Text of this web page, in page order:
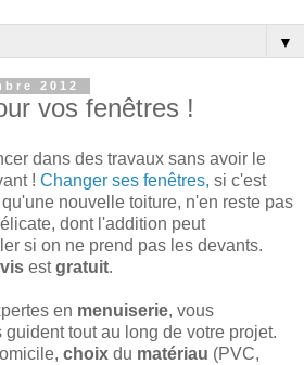
▼
2012
vos fenêtres !
dans des travaux sans avoir le
! Changer ses fenêtres, si c'est
nouvelle toiture, n'en reste pas
dont l'addition peut
si on ne prend pas les devants.
estgratuit.
en menuiserie, vous
tout au long de votre projet.
choix du matériau (PVC,